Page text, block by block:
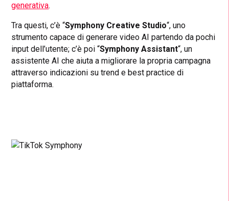
generativa.
Tra questi, c’è “Symphony Creative Studio“, uno
strumento capace di generare video AI partendo da pochi
input dell’utente; c’è poi “Symphony Assistant“, un
assistente AI che aiuta a migliorare la propria campagna
attraverso indicazioni su trend e best practice di
piattaforma.